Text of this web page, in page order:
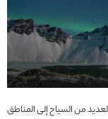
من السياح إلى المناطق